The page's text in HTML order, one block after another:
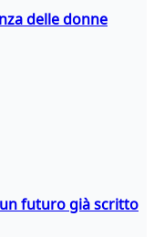
delle donne
futuro già scritto